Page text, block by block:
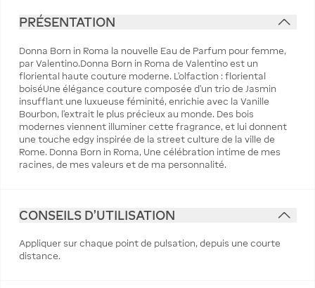
PRÉSENTATION
Donna Born in Roma la nouvelle Eau de Parfum pour femme,
par Valentino.Donna Born in Roma de Valentino est un
floriental haute couture moderne. L'olfaction : floriental
boiséUne élégance couture composée d'un trio de Jasmin
insufflant une luxueuse féminité, enrichie avec la Vanille
Bourbon, l’extrait le plus précieux au monde. Des bois
modernes viennent illuminer cette fragrance, et lui donnent
une touche edgy inspirée de la street culture de la ville de
Rome. Donna Born in Roma, Une célébration intime de mes
racines, de mes valeurs et de ma personnalité.
CONSEILS D'UTILISATION
Appliquer sur chaque point de pulsation, depuis une courte
distance.